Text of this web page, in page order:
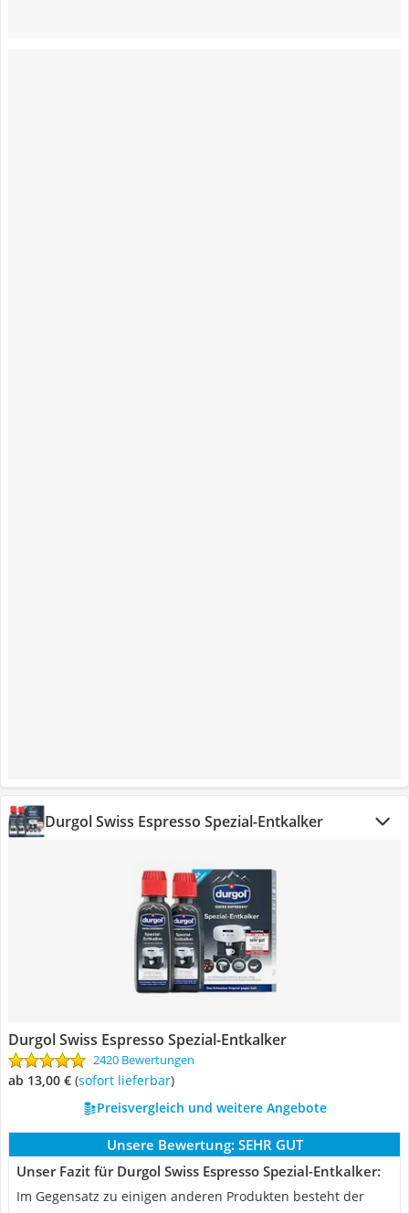
Durgol Swiss Espresso Spezial-Entkalker
Durgol Swiss Espresso Spezial-Entkalker
2420 Bewertungen
ab 13,00 € ( Sofort lieferbar)
Preisvergleich und weitere Angebote
Unsere Bewertung: SEHR GUT
Unser Fazit für Durgol Swiss Espresso Spezial-Entkalker:
Im Gegensatz zu einigen anderen Produkten besteht der